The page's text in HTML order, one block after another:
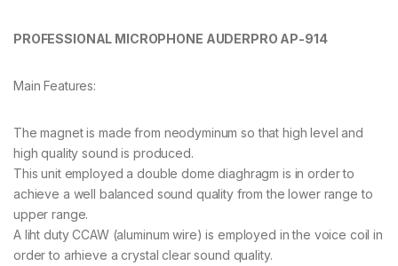
PROFESSIONAL MICROPHONE AUDERPRO AP-914
Main Features:
The magnet is made from neodyminum so that high level and
high quality sound is produced.
This unit employed a double dome diaghragm is in order to
achieve a well balanced sound quality from the lower range to
upper range.
A liht duty CCAW (aluminum wire) is employed in the voice coil in
order to arhieve a crystal clear sound quality.